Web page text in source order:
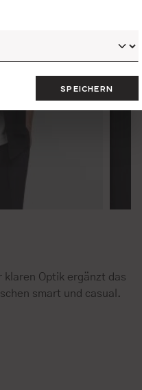
klaren Optik ergänzt das
smart und casual.
SPEICHERN